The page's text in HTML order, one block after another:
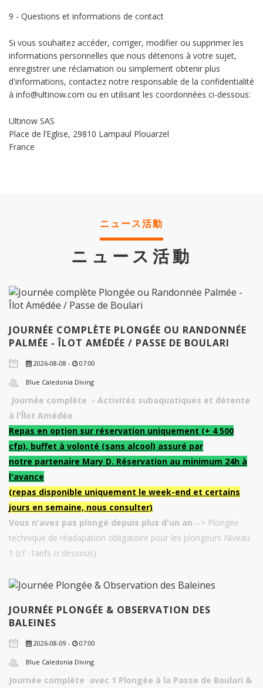
9 - Questions et informations de contact
Si vous souhaitez accéder, corriger, modifier ou supprimer les
informations personnelles que nous détenons à votre sujet,
enregistrer une réclamation ou simplement obtenir plus
d'informations, contactez notre responsable de la confidentialité
à info@ultinow.com ou en utilisant les coordonnées ci-dessous:
Ultinow SAS
Place de l’Eglise, 29810 Lampaul Plouarzel
France
ニュース活動
ニュース活動
JOURNÉE COMPLÈTE PLONGÉE OU RANDONNÉE
PALMÉE - ÎLOT AMÉDÉE / PASSE DE BOULARI
2026-08-08 - 07:00
Blue Caledonia Diving
Journée complète - Activités subaquatiques et détente
à l'Îlot Amédée
Repas en option sur réservation uniquement (+ 4 500
cfp), buffet à volonté (sans alcool) assuré par
notre partenaire Mary D. Réservation au minimum 24h à
l'avance
(repas disponible uniquement le week-end et certains
jours en semaine, nous consulter)
Vous n'avez pas plongé depuis plus d'un an --> Plongée
technique de réadapation obligatoire pour les plongeurs Niveau
1 (cf : tarifs ci dessous).
JOURNÉE PLONGÉE & OBSERVATION DES
BALEINES
2026-08-09 - 07:00
Blue Caledonia Diving
Journée complète avec 1 Plongée à la Passe de Boulari &